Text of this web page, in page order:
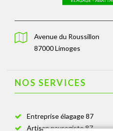
Avenue du Roussillon
87000 Limoges
NOS SERVICES
Entreprise élagage 87
Artisan paysagiste 87